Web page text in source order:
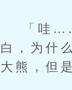
「哇……
白，为什
大熊，但